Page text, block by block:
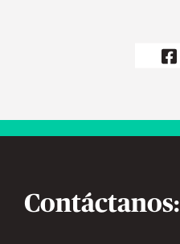
Contáctanos: